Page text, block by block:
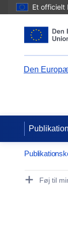
Et officielt
Den
Føj til